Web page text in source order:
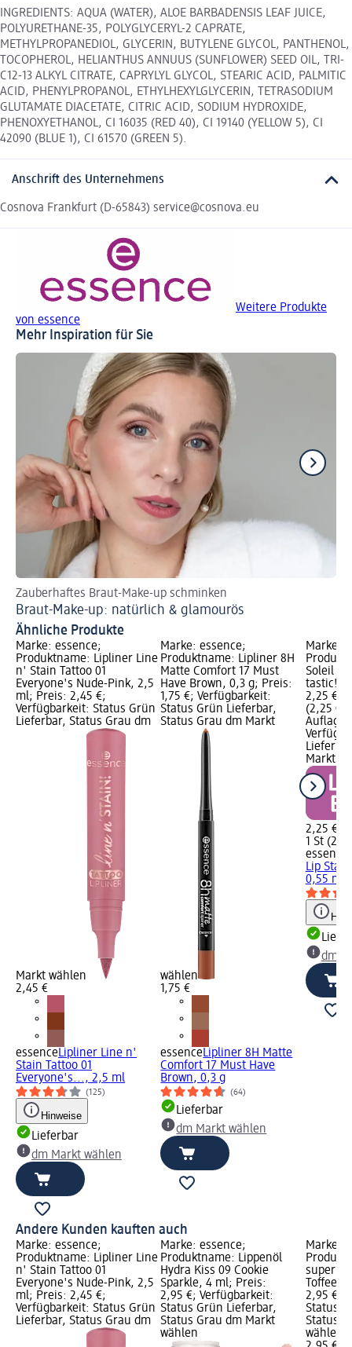
INGREDIENTS: AQUA (WATER), ALOE BARBADENSIS LEAF JUICE,
POLYURETHANE-35, POLYGLYCERYL-2 CAPRATE,
METHYLPROPANEDIOL, GLYCERIN, BUTYLENE GLYCOL, PANTHENOL,
TOCOPHEROL, HELIANTHUS ANNUUS (SUNFLOWER) SEED OIL, TRI-
C12-13 ALKYL CITRATE, CAPRYLYL GLYCOL, STEARIC ACID, PALMITIC
ACID, PHENYLPROPANOL, ETHYLHEXYLGLYCERIN, TETRASODIUM
GLUTAMATE DIACETATE, CITRIC ACID, SODIUM HYDROXIDE,
PHENOXYETHANOL, CI 16035 (RED 40), CI 19140 (YELLOW 5), CI
42090 (BLUE 1), CI 61570 (GREEN 5).
Anschrift des Unternehmens
Cosnova Frankfurt (D-65843) service@cosnova.eu
Weitere Produkte
von essence
Mehr Inspiration für Sie
Zauberhaftes Braut-Make-up schminken
Braut-Make-up: natürlich & glamourös
Ähnliche Produkte
Marke: essence;
Produktname: Lipliner Line
n' Stain Tattoo 01
Everyone's Nude-Pink, 2,5
ml; Preis: 2,45 €;
Verfügbarkeit: Status Grün
Lieferbar, Status Grau dm
Markt wählen
2,45 €
essenceLipliner Line n'
Stain Tattoo 01
Everyone's..., 2,5 ml
(125)
Hinweise
Lieferbar
dm Markt wählen
Marke: essence;
Produktname: Lipliner 8H
Matte Comfort 17 Must
Have Brown, 0,3 g; Preis:
1,75 €; Verfügbarkeit:
Status Grün Lieferbar,
Status Grau dm Markt
wählen
1,75 €
essenceLipliner 8H Matte
Comfort 17 Must Have
Brown, 0,3 g
(64)
Lieferbar
dm Markt wählen
Marke:
Soleil
tastic!,
2,25 €;
(2,25 €
Auflage
Markt
2,25 €
1 St
essence
Lip
0,55 ml
dm
Andere Kunden kauften auch
Marke: essence;
Produktname: Lipliner Line
n' Stain Tattoo 01
Everyone's Nude-Pink, 2,5
ml; Preis: 2,45 €;
Verfügbarkeit: Status Grün
Lieferbar, Status Grau dm
Marke: essence;
Produktname: Lippenöl
Hydra Kiss 09 Cookie
Sparkle, 4 ml; Preis:
2,95 €; Verfügbarkeit:
Status Grün Lieferbar,
Status Grau dm Markt
wählen
Marke:
super
2,95 €;
Status
Status
wählen